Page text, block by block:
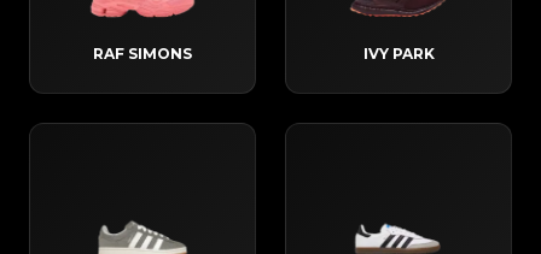
IVY PARK
RAF SIMONS